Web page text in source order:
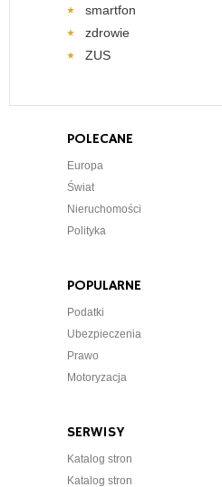
smartfon
zdrowie
ZUS
POLECANE
Europa
Świat
Nieruchomości
Polityka
POPULARNE
Podatki
Ubezpieczenia
Prawo
Motoryzacja
SERWISY
Katalog stron
Katalog stron